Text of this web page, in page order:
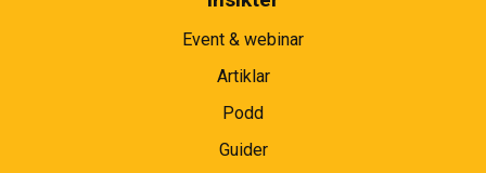
Event & webinar
Artiklar
Podd
Guider